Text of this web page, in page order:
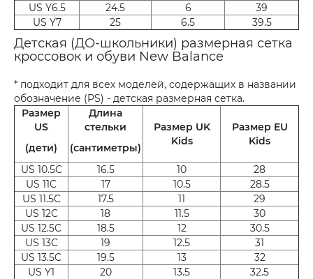
US Y6.5
24.5 6
39
US Y7
25 6.5 39.5
Детская (ДО-школьники) размерная сетка
кроссовок и обуви New Balance
* подходит для всех моделей, содержащих в названии
обозначение (PS) - детская размерная сетка.
Размер
US
(дети)
Длина
стельки
(сантиметры)
Размер UK
Kids
Размер EU
Kids
US 10.5C 16.5 10
28
US 11C
17 10.5
28.5
US 11.5C
17.5 11
29
US 12C
18 11.5
30
US 12.5C
18.5 12
30.5
US 13C
19 12.5
31
US 13.5C
19.5 13
32
US Y1
20 13.5
32.5